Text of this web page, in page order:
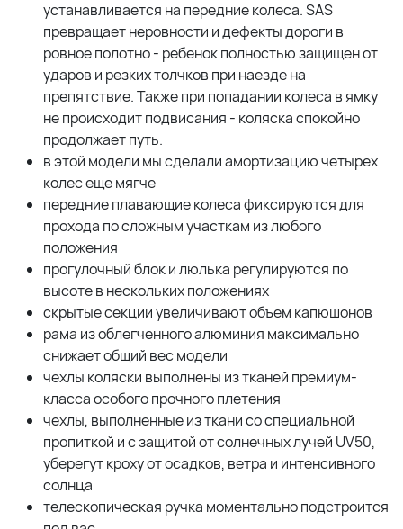
устанавливается на передние колеса. SAS
превращает неровности и дефекты дороги в
ровное полотно - ребенок полностью защищен от
ударов и резких толчков при наезде на
препятствие. Также при попадании колеса в ямку
не происходит подвисания - коляска спокойно
продолжает путь.
в этой модели мы сделали амортизацию четырех
колес еще мягче
передние плавающие колеса фиксируются для
прохода по сложным участкам из любого
положения
прогулочный блок и люлька регулируются по
высоте в нескольких положениях
скрытые секции увеличивают объем капюшонов
рама из облегченного алюминия максимально
снижает общий вес модели
чехлы коляски выполнены из тканей премиум-
класса особого прочного плетения
чехлы, выполненные из ткани со специальной
пропиткой и с защитой от солнечных лучей UV50,
уберегут кроху от осадков, ветра и интенсивного
солнца
телескопическая ручка моментально подстроится